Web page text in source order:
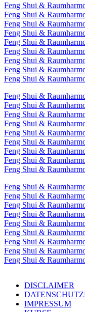
Feng Shui &
Feng Shui &
Feng Shui &
Feng Shui &
Feng Shui &
Feng Shui &
Feng Shui &
Feng Shui &
Feng Shui &
Feng Shui &
Feng Shui &
Feng Shui &
Feng Shui &
Feng Shui &
Feng Shui &
Feng Shui &
Feng Shui &
Feng Shui &
Feng Shui &
Feng Shui &
Feng Shui &
Feng Shui &
Feng Shui &
Feng Shui &
Feng Shui &
Feng Shui &
Feng Shui &
DISCLAIMER
IMPRESSUM